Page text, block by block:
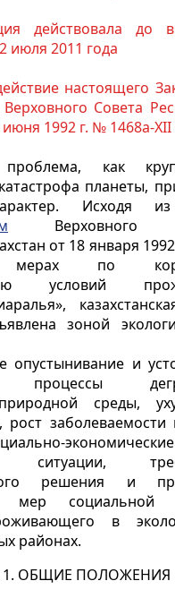
действовала до
июля 2011 года
настоящего
Верховного Совета
июня 1992 г. № 1468a-XII
проблема, как
планеты,
Исходя
Верховного
от 18 января
мерах по
условий
зоной
опустынивание и
процессы
среды,
рост заболеваемости
ситуации,
решения и
мер социальной
в
районах.
1. ОБЩИЕ ПОЛОЖЕНИЯ